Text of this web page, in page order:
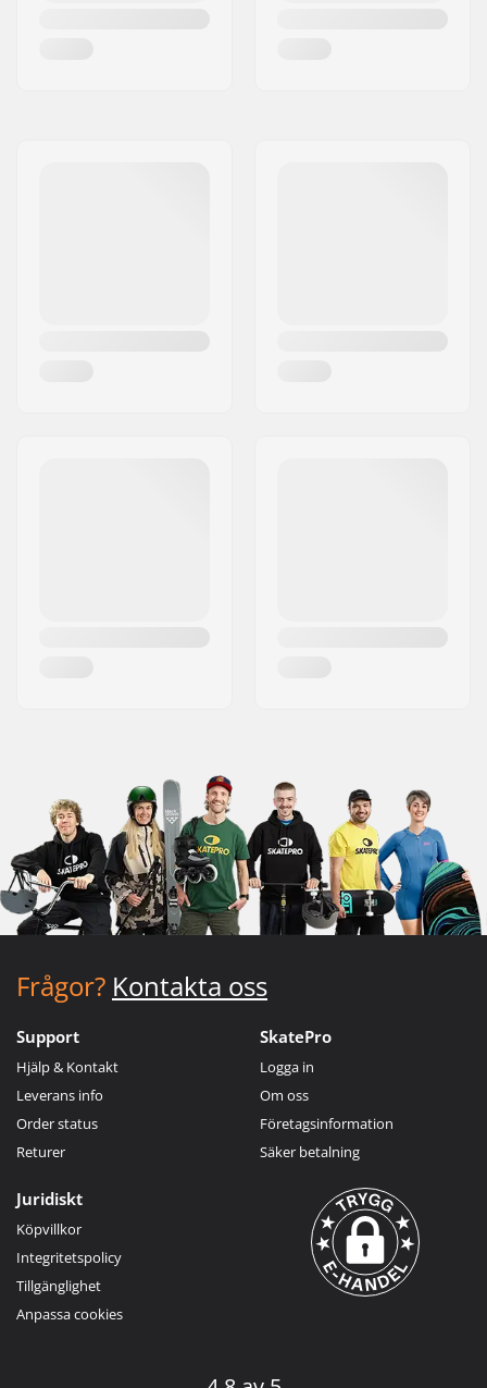
Frågor? Kontakta oss
Support
Hjälp & Kontakt
Leverans info
Order status
Returer
SkatePro
Logga in
Om oss
Företagsinformation
Säker betalning
Juridiskt
Köpvillkor
Integritetspolicy
Tillgänglighet
Anpassa cookies